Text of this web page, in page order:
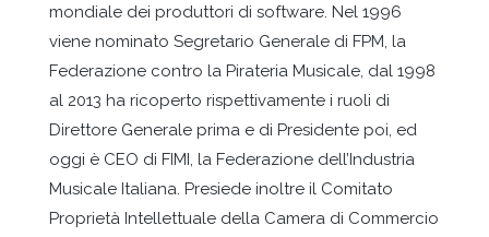
mondiale dei produttori di software. Nel 1996
viene nominato Segretario Generale di FPM, la
Federazione contro la Pirateria Musicale, dal 1998
al 2013 ha ricoperto rispettivamente i ruoli di
Direttore Generale prima e di Presidente poi, ed
oggi è CEO di FIMI, la Federazione dell’Industria
Musicale Italiana. Presiede inoltre il Comitato
Proprietà Intellettuale della Camera di Commercio